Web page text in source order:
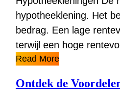
hypotheeklening. Het
bedrag. Een lage
terwijl een hoge
Read More
Ontdek de